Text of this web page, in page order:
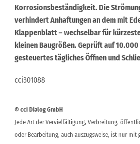
Korrosionsbeständigkeit. Die
verhindert Anhaftungen an dem mit
Klappenblatt – wechselbar für
kleinen Baugrößen. Geprüft auf
gesteuertes tägliches Öffnen und
cci301088
© cci Dialog GmbH
Jede Art der Vervielfältigung, Verbreitung,
oder Bearbeitung, auch auszugsweise, ist nur mit